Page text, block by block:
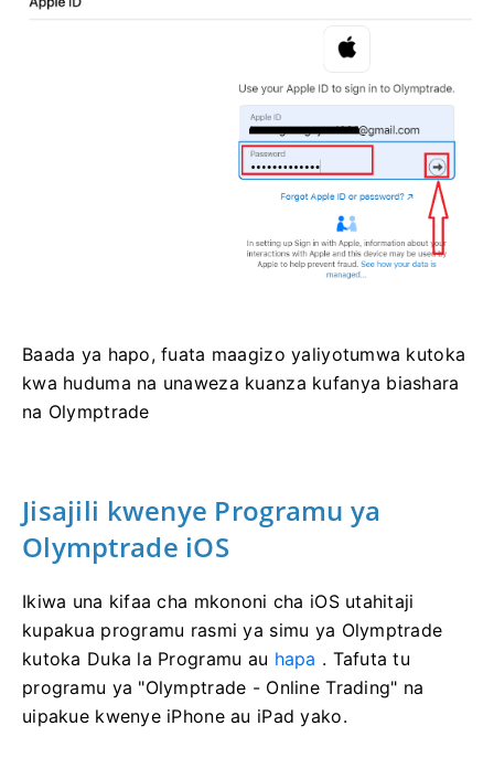
Baada ya hapo, fuata maagizo yaliyotumwa kutoka
kwa huduma na unaweza kuanza kufanya biashara
na Olymptrade
Jisajili kwenye Programu ya
Olymptrade iOS
Ikiwa una kifaa cha mkononi cha iOS utahitaji
kupakua programu rasmi ya simu ya Olymptrade
kutoka Duka la Programu au hapa . Tafuta tu
programu ya "Olymptrade - Online Trading" na
uipakue kwenye iPhone au iPad yako.